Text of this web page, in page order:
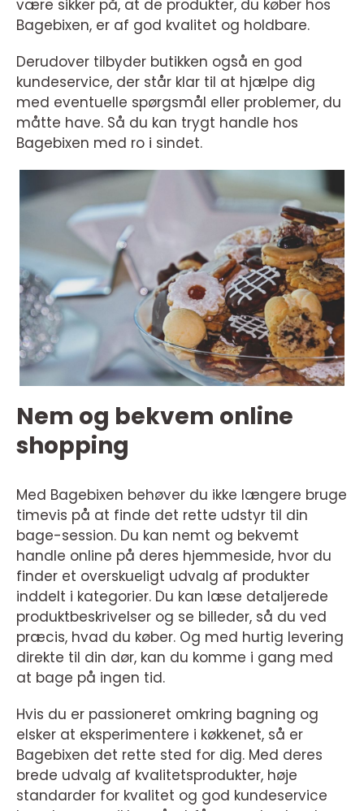
være sikker på, at de produkter, du køber hos
Bagebixen, er af god kvalitet og holdbare.
Derudover tilbyder butikken også en god
kundeservice, der står klar til at hjælpe dig
med eventuelle spørgsmål eller problemer, du
måtte have. Så du kan trygt handle hos
Bagebixen med ro i sindet.
Nem og bekvem online
shopping
Med Bagebixen behøver du ikke længere bruge
timevis på at finde det rette udstyr til din
bage-session. Du kan nemt og bekvemt
handle online på deres hjemmeside, hvor du
finder et overskueligt udvalg af produkter
inddelt i kategorier. Du kan læse detaljerede
produktbeskrivelser og se billeder, så du ved
præcis, hvad du køber. Og med hurtig levering
direkte til din dør, kan du komme i gang med
at bage på ingen tid.
Hvis du er passioneret omkring bagning og
elsker at eksperimentere i køkkenet, så er
Bagebixen det rette sted for dig. Med deres
brede udvalg af kvalitetsprodukter, høje
standarder for kvalitet og god kundeservice